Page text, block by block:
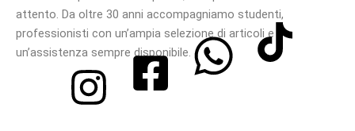
attento. Da oltre 30 anni accompagniamo studenti,
professionisti con un’ampia selezione di articoli e
un’assistenza sempre disponibile.